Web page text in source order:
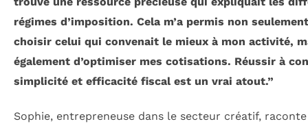
régimes d’imposition. Cela m’a permis non
choisir celui qui convenait le mieux à mon activité,
également d’optimiser mes cotisations. Réussir à
simplicité et efficacité fiscal est un vrai atout.”
Sophie, entrepreneuse dans le secteur créatif,